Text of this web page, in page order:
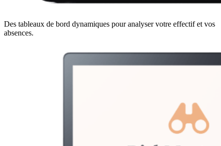
Des tableaux de bord dynamiques pour analyser votre effectif et vos
absences.